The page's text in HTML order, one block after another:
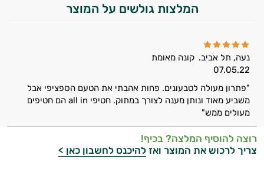
פעילות
טבעוניים
אביזרי
ספורט
המלצות גולשים על המוצר
נעה, תל אביב. קונה מאומת
07.05.22
"פתרון מעולה לטבעונים. פחות אהבתי את הטעם הספציפי אבל
משביע מאוד ונותן מענה לצורך במתוק. חטיפי all in הם חטיפים
מעולים ממש"
רוצה להוסיף המלצה? בכיף!
צריך לרכוש את המוצר ואז להיכנס לחשבון כאן >